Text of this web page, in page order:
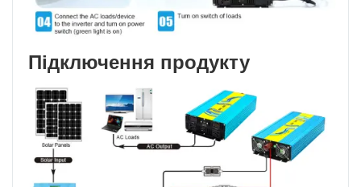
Підключення продукту